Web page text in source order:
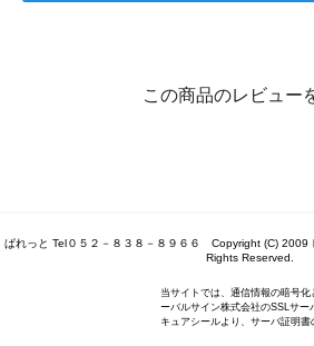
この商品のレビュー
ぱれっと Tel０５２－８３８－８９６６ Copyright (C) 2009
Rights Reserved.
当サイトでは、通信情報の暗号
ーバルサイン株式会社のSSLサ
キュアシールより、サーバ証明書